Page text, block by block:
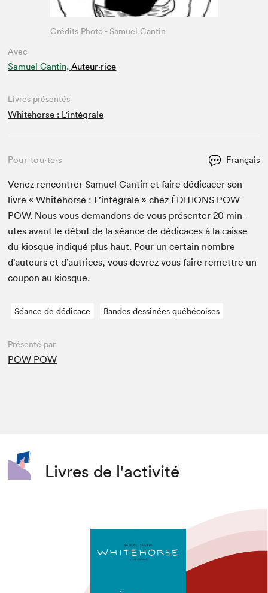
Avec
Samuel Cantin, Auteur·rice
Crédits Photo - Samuel Cantin
Livres présentés
Whitehorse : L'intégrale
Pour tou⋅te⋅s Français
Venez ren­con­tr­er Samuel Can­tin et faire dédi­cac­er son
livre « White­horse : L’in­té­grale » chez ÉDI­TIONS POW
POW. Nous vous deman­dons de vous présen­ter20 min­
utes avant le début de la séance de dédi­caces à la caisse
du kiosque indiqué plus haut. Pour un cer­tain nom­bre
d’auteurs et d’autrices, vous devrez vous faire remet­tre un
coupon au kiosque.
Séance de dédicace Bandes dessinées québécoises
Présenté par
POW POW
Livres de l'activité